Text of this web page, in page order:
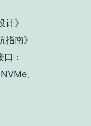
计》
指南》
：
、